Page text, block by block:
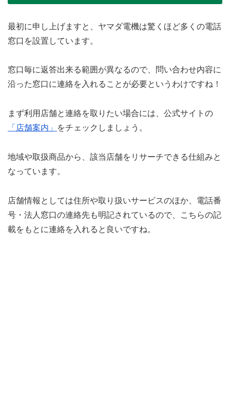
最初に申し上げますと、ヤマダ電機は驚くほど多くの電話
窓口を設置しています。
窓口毎に返答出来る範囲が異なるので、問い合わせ内容に
沿った窓口に連絡を入れることが必要というわけですね！
まず利用店舗と連絡を取りたい場合には、公式サイトの
「店舗案内」
をチェックしましょう。
地域や取扱商品から、該当店舗をリサーチできる仕組みと
なっています。
店舗情報としては住所や取り扱いサービスのほか、電話番
号・法人窓口の連絡先も明記されているので、こちらの記
載をもとに連絡を入れると良いですね。